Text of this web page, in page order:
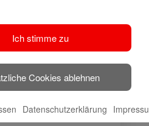
Ich stimme zu
Cookies ablehnen
Datenschutzerklärung